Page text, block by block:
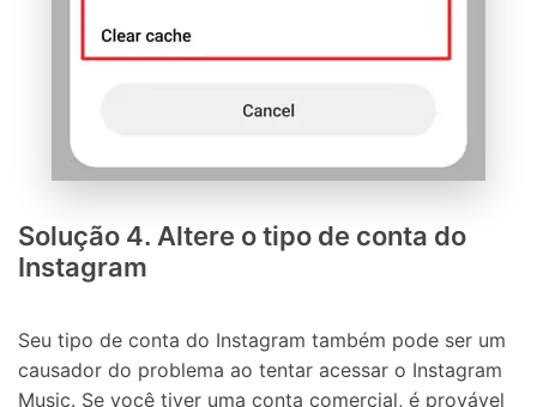
Solução 4. Altere o tipo de conta do
Instagram
Seu tipo de conta do Instagram também pode ser um
causador do problema ao tentar acessar o Instagram
Music. Se você tiver uma conta comercial, é provável